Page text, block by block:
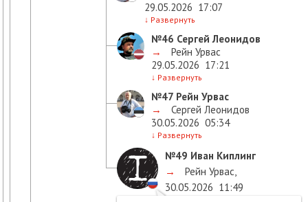
29.05.2026 17:07
↓ Развернуть
№46 Сергей Леонидов
→
Рейн Урвас
29.05.2026 17:21
↓ Развернуть
№47 Рейн Урвас
→
Сергей Леонидов
30.05.2026 05:34
↓ Развернуть
№49 Иван Киплинг
→
Рейн Урвас,
30.05.2026 11:49